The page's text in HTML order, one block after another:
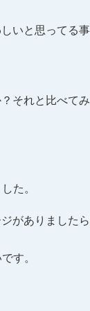
いと思ってる
それと比べて
た。
がありました
す。